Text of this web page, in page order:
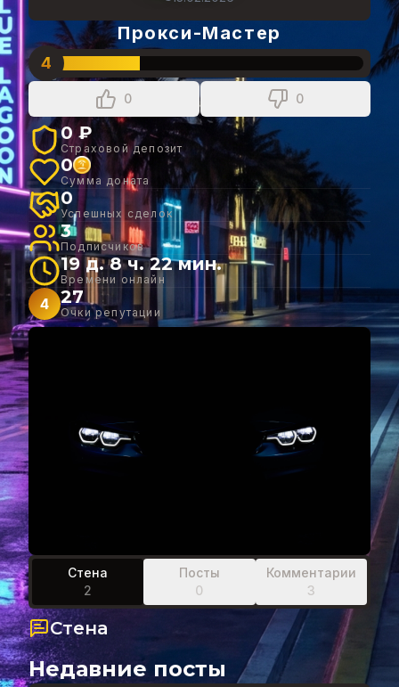
Прокси-Мастер
4
0 0
0 ₽
Страховой депозит
0
Сумма доната
0
Успешных сделок
3
Подписчиков
19 д. 8 ч. 22 мин.
Времени онлайн
4 27
Очки репутации
Стена
2
Посты
0
Комментарии
3
Стена
Недавние посты